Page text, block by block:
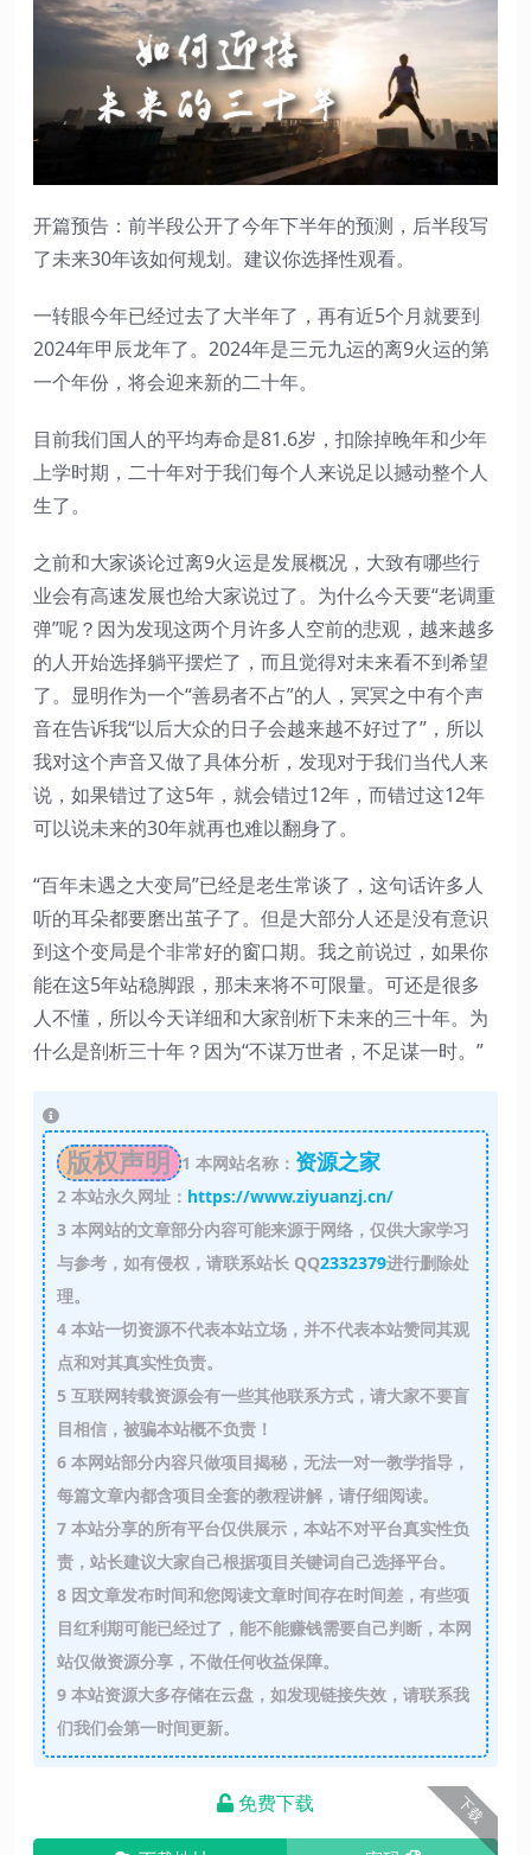
开篇预告：前半段公开了今年下半年的预测，后半段写
了未来30年该如何规划。建议你选择性观看。
一转眼今年已经过去了大半年了，再有近5个月就要到
2024年甲辰龙年了。2024年是三元九运的离9火运的第
一个年份，将会迎来新的二十年。
目前我们国人的平均寿命是81.6岁，扣除掉晚年和少年
上学时期，二十年对于我们每个人来说足以撼动整个人
生了。
之前和大家谈论过离9火运是发展概况，大致有哪些行
业会有高速发展也给大家说过了。为什么今天要“老调重
弹”呢？因为发现这两个月许多人空前的悲观，越来越多
的人开始选择躺平摆烂了，而且觉得对未来看不到希望
了。显明作为一个“善易者不占”的人，冥冥之中有个声
音在告诉我“以后大众的日子会越来越不好过了”，所以
我对这个声音又做了具体分析，发现对于我们当代人来
说，如果错过了这5年，就会错过12年，而错过这12年
可以说未来的30年就再也难以翻身了。
“百年未遇之大变局”已经是老生常谈了，这句话许多人
听的耳朵都要磨出茧子了。但是大部分人还是没有意识
到这个变局是个非常好的窗口期。我之前说过，如果你
能在这5年站稳脚跟，那未来将不可限量。可还是很多
人不懂，所以今天详细和大家剖析下未来的三十年。为
什么是剖析三十年？因为“不谋万世者，不足谋一时。”
版权声明 1 本网站名称： 资源之家
2本站永久网址： https://www.ziyuanzj.cn/
3本网站的文章部分内容可能来源于网络，仅供大家学习
与参考，如有侵权，请联系站长 QQ2332379进行删除处
理。
4本站一切资源不代表本站立场，并不代表本站赞同其观
点和对其真实性负责。
5互联网转载资源会有一些其他联系方式，请大家不要盲
目相信，被骗本站概不负责！
6本网站部分内容只做项目揭秘，无法一对一教学指导，
每篇文章内都含项目全套的教程讲解，请仔细阅读。
7本站分享的所有平台仅供展示，本站不对平台真实性负
责，站长建议大家自己根据项目关键词自己选择平台。
8因文章发布时间和您阅读文章时间存在时间差，有些项
目红利期可能已经过了，能不能赚钱需要自己判断，本网
站仅做资源分享，不做任何收益保障。
9本站资源大多存储在云盘，如发现链接失效，请联系我
们我们会第一时间更新。
下载
免费下载